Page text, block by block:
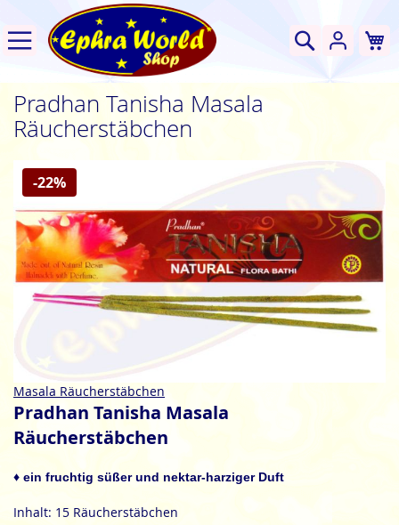
Suche
Pradhan Tanisha Masala
Räucherstäbchen
Zum
Ende
der
Bildgalerie
springen
-22%
Zum
Anfang
Bildgalerie
Masala Räucherstäbchen
Pradhan Tanisha Masala
Räucherstäbchen
♦ ein fruchtig süßer und nektar-harziger Duft
Inhalt: 15 Räucherstäbchen